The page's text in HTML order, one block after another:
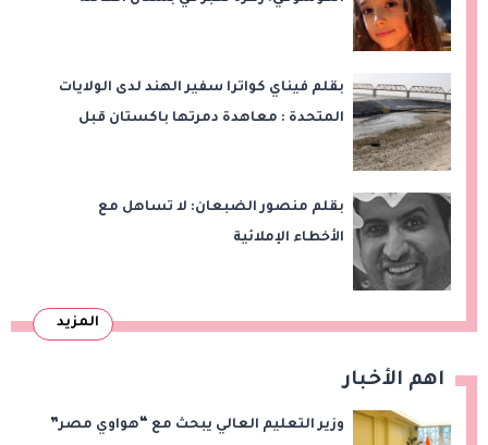
بقلم فيناي كواترا سفير الهند لدى الولايات
المتحدة : معاهدة دمرتها باكستان قبل
بقلم منصور الضبعان: لا تساهل مع
الأخطاء الإملائية
المزيد
اهم الأخبار
وزير التعليم العالي يبحث مع “هواوي مصر”